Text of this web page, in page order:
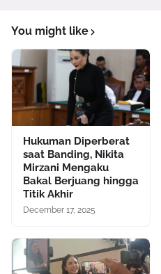
You might like
Hukuman Diperberat
saat Banding, Nikita
Mirzani Mengaku
Bakal Berjuang hingga
Titik Akhir
December 17, 2025